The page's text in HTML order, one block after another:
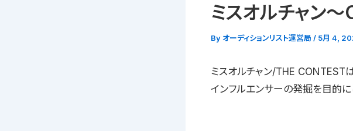
ミスオルチャン
By オーディションリスト運営局 / 5月 4,
ミスオルチャン/THE CONTEST
インフルエンサーの発掘を目的に